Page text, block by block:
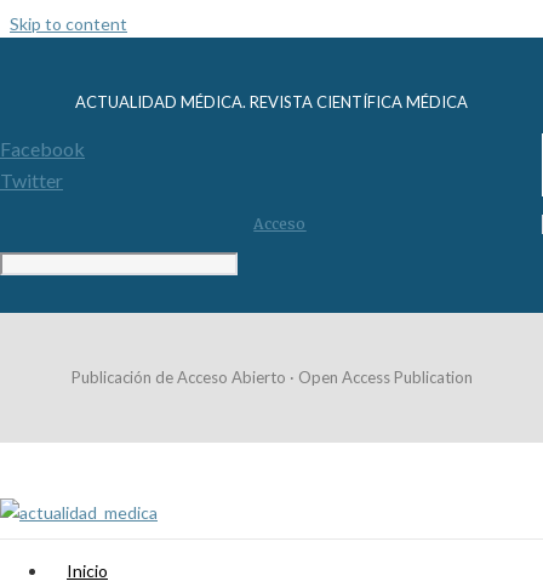
Skip to content
ACTUALIDAD MÉDICA. REVISTA CIENTÍFICA MÉDICA
Facebook
Twitter
Acceso
Publicación de Acceso Abierto · Open Access Publication
Inicio